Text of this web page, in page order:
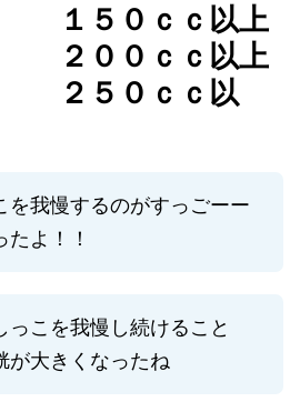
１５０ｃｃ以上
２００ｃｃ以上
２５０ｃｃ以
を我慢するのがすっごーー
たよ！！
っこを我慢し続けること
が大きくなったね